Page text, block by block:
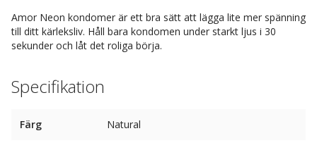
Amor Neon kondomer är ett bra sätt att lägga lite mer spänning
till ditt kärleksliv. Håll bara kondomen under starkt ljus i 30
sekunder och låt det roliga börja.
Specifikation
Färg Natural